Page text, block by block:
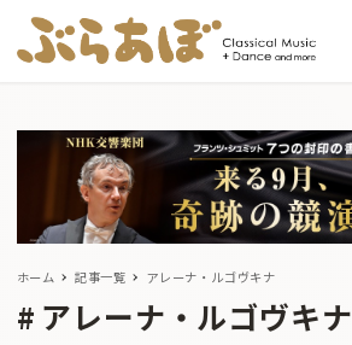
ホーム 記事一覧 アレーナ・ルゴヴキナ
アレーナ・ルゴヴキナ